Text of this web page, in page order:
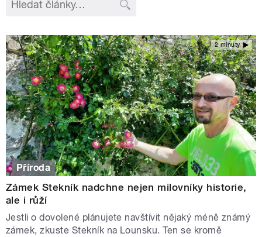
2 minuty
Příroda
Zámek Stekník nadchne nejen milovníky historie,
ale i růží
Jestli o dovolené plánujete navštívit nějaký méně známý
zámek, zkuste Stekník na Lounsku. Ten se kromě